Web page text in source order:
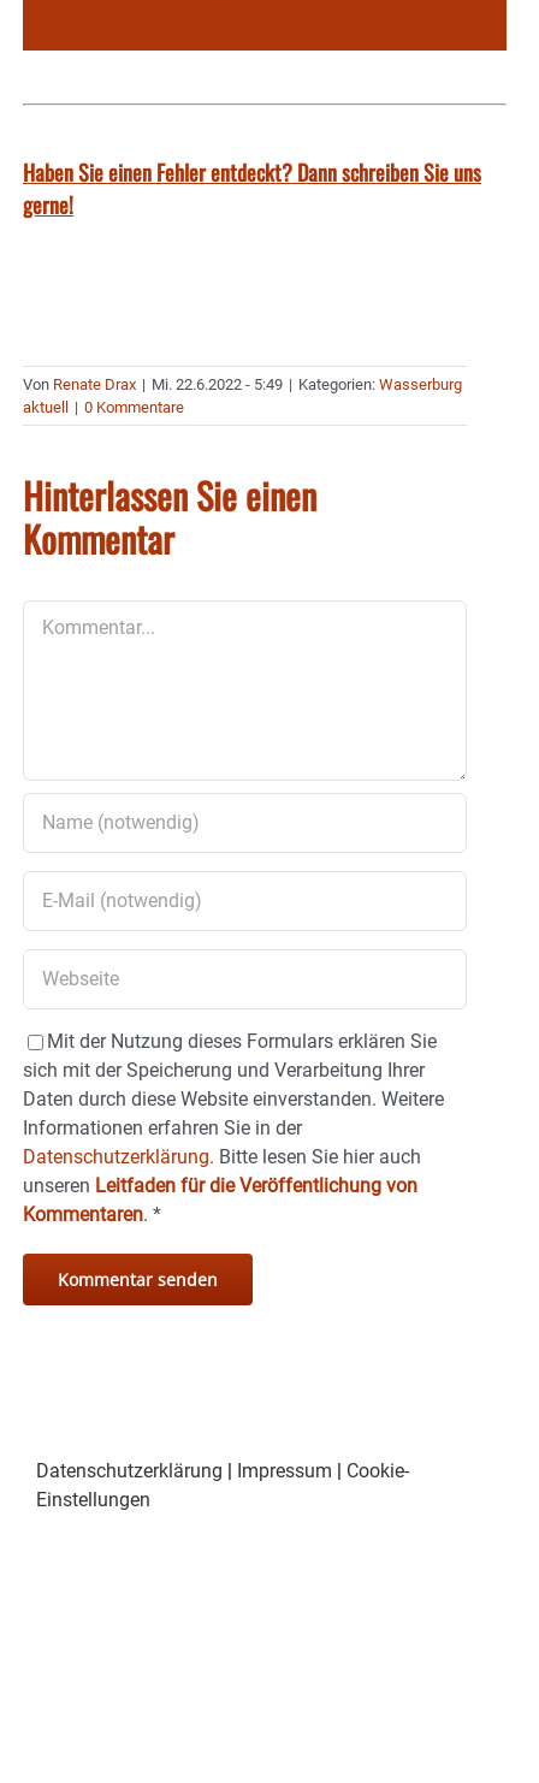
Haben Sie einen Fehler entdeckt? Dann schreiben Sie uns
gerne!
Von Renate Drax | Mi. 22.6.2022 - 5:49 | Kategorien: Wasserburg
aktuell
| 0 Kommentare
Hinterlassen Sie einen
Kommentar
Mit der Nutzung dieses Formulars erklären Sie
sich mit der Speicherung und Verarbeitung Ihrer
Daten durch diese Website einverstanden. Weitere
Informationen erfahren Sie in der
Datenschutzerklärung. Bitte lesen Sie hier auch
unseren Leitfaden für die Veröffentlichung von
Kommentaren. *
Datenschutzerklärung | Impressum | Cookie-
Einstellungen